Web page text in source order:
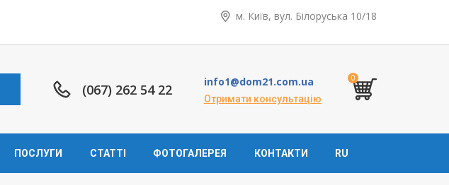
м. Київ, вул. Білоруська 10/18
(067) 262 54 22 info1@dom21.com.ua
Отримати консультацію
0
ПОСЛУГИ СТАТТІ ФОТОГАЛЕРЕЯ КОНТАКТИ RU